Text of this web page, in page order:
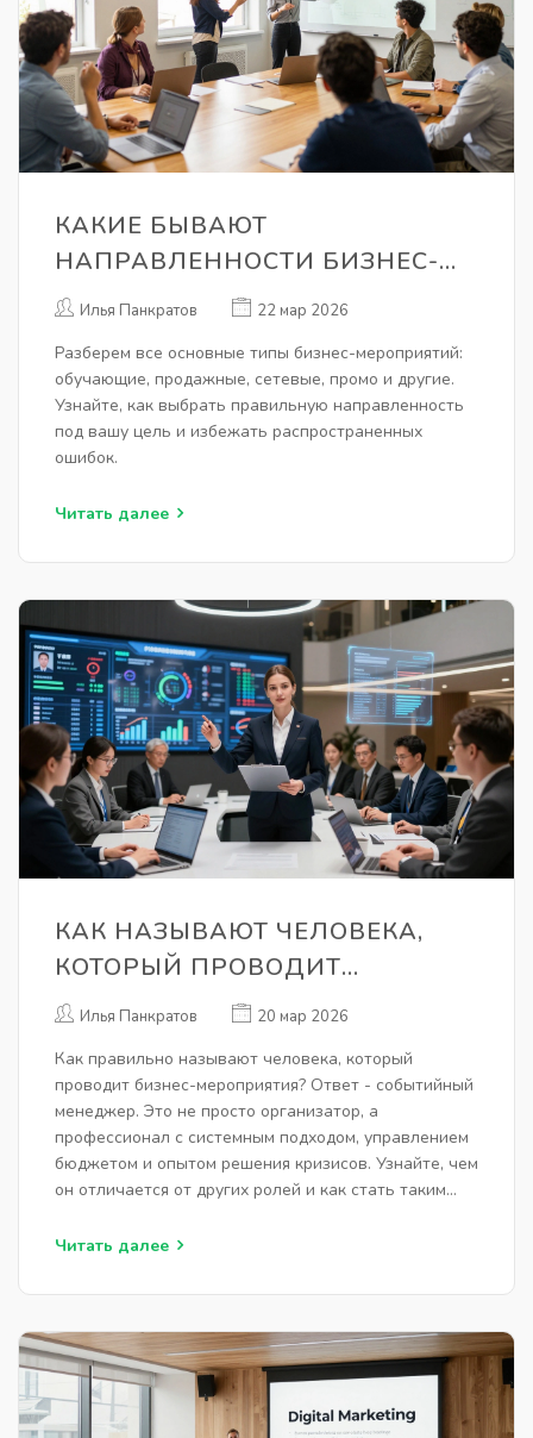
КАКИЕ БЫВАЮТ
НАПРАВЛЕННОСТИ БИЗНЕС-
МЕРОПРИЯТИЙ: ПОЛНЫЙ
Илья Панкратов 22 мар 2026
Разберем все основные типы бизнес-мероприятий:
обучающие, продажные, сетевые, промо и другие.
Узнайте, как выбрать правильную направленность
под вашу цель и избежать распространенных
ошибок.
Читать далее
КАК НАЗЫВАЮТ ЧЕЛОВЕКА,
КОТОРЫЙ ПРОВОДИТ
МЕРОПРИЯТИЯ:
ТЕРМИНЫ И РОЛИ
Илья Панкратов 20 мар 2026
Как правильно называют человека, который
проводит бизнес-мероприятия? Ответ - событийный
менеджер. Это не просто организатор, а
профессионал с системным подходом, управлением
бюджетом и опытом решения кризисов. Узнайте, чем
он отличается от других ролей и как стать таким
Читать далее